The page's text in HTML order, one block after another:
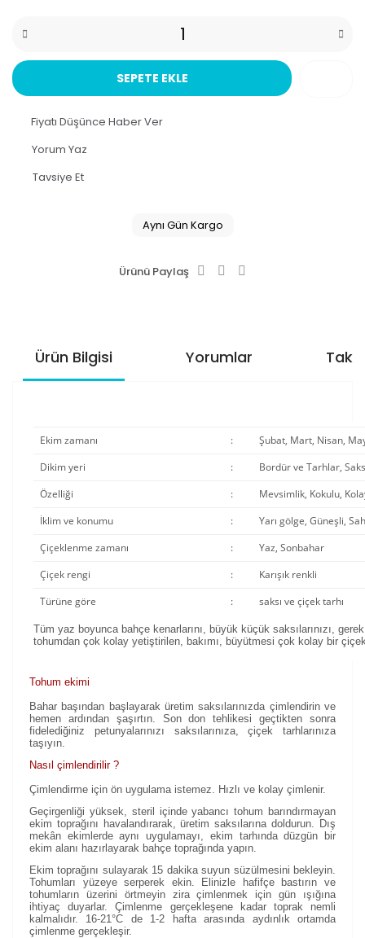
SEPETE EKLE
Fiyatı Düşünce Haber Ver
Yorum Yaz
Tavsiye Et
Aynı Gün Kargo
Ürünü Paylaş
Ürün Bilgisi Yorumlar
Ekim zamanı :
Şubat, Mart, Nisan,
Dikim yeri
:
Bordür ve Tarhlar,
Özelliği
:
Mevsimlik, Kokulu,
İklim ve konumu
:
Yarı gölge, Güneşli,
Çiçeklenme zamanı
:
Yaz, Sonbahar
Çiçek rengi
:
Karışık renkli
Türüne göre
: saksı ve çiçek tarhı
Tüm yaz boyunca bahçe kenarlarını, büyük küçük saksılarınızı,
tohumdan çok kolay yetiştirilen, bakımı, büyütmesi çok kolay bir
Tohum ekimi
Bahar başından başlayarak üretim saksılarınızda çimlendirin ve
hemen ardından şaşırtın. Son don tehlikesi geçtikten sonra
fidelediğiniz petunyalarınızı saksılarınıza, çiçek tarhlarınıza
taşıyın.
Nasıl çimlendirilir ?
Çimlendirme için ön uygulama istemez. Hızlı ve kolay çimlenir.
Geçirgenliği yüksek, steril içinde yabancı tohum barındırmayan
ekim toprağını havalandırarak, üretim saksılarına doldurun. Dış
mekân ekimlerde aynı uygulamayı, ekim tarhında düzgün bir
ekim alanı hazırlayarak bahçe toprağında yapın.
Ekim toprağını sulayarak 15 dakika suyun süzülmesini bekleyin.
Tohumları yüzeye serperek ekin. Elinizle hafifçe bastırın ve
tohumların üzerini örtmeyin zira çimlenmek için gün ışığına
ihtiyaç duyarlar. Çimlenme gerçekleşene kadar toprak nemli
kalmalıdır. 16-21°C de 1-2 hafta arasında aydınlık ortamda
çimlenme gerçekleşir.